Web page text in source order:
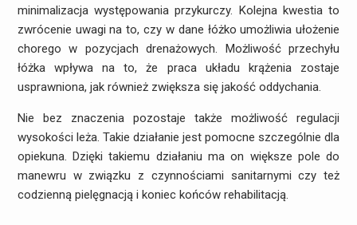
minimalizacja występowania przykurczy. Kolejna kwestia to
zwrócenie uwagi na to, czy w dane łóżko umożliwia ułożenie
chorego w pozycjach drenażowych. Możliwość przechyłu
łóżka wpływa na to, że praca układu krążenia zostaje
usprawniona, jak również zwiększa się jakość oddychania.
Nie bez znaczenia pozostaje także możliwość regulacji
wysokości leża. Takie działanie jest pomocne szczególnie dla
opiekuna. Dzięki takiemu działaniu ma on większe pole do
manewru w związku z czynnościami sanitarnymi czy też
codzienną pielęgnacją i koniec końców rehabilitacją.